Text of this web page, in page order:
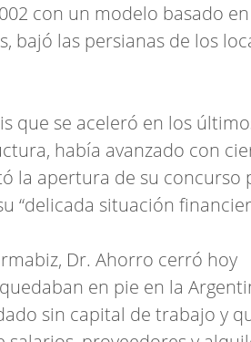
con un modelo basado en
bajó las persianas de los
que se aceleró en los
había avanzado con
la apertura de su concurso
“delicada situación
Dr. Ahorro cerró hoy
en pie en la
sin capital de trabajo y